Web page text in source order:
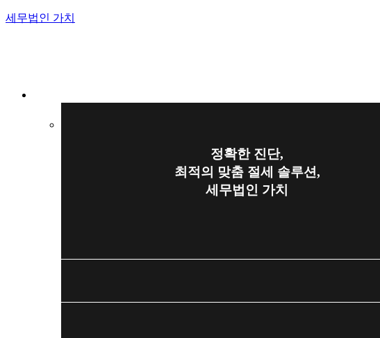
세무법인 가치
정확한 진단,
최적의 맞춤 절세 솔루션,
세무법인 가치